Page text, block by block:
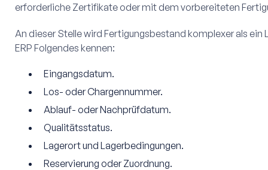
erforderliche Zertifikate oder mit dem vorbereiteten
An dieser Stelle wird Fertigungsbestand komplexer als ein
ERP Folgendes kennen:
Eingangsdatum.
Los- oder Chargennummer.
Ablauf- oder Nachprüfdatum.
Qualitätsstatus.
Lagerort und Lagerbedingungen.
Reservierung oder Zuordnung.